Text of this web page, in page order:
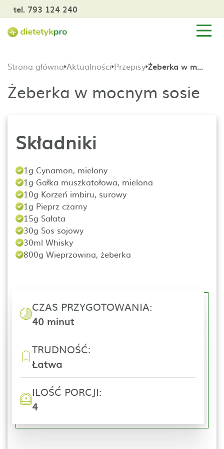
tel. 793 124 240
Strona główna Aktualności Przepisy Żeberka w mocnym sosie
Żeberka w mocnym sosie
Składniki
1g Cynamon, mielony
1g Gałka muszkatołowa, mielona
10g Korzeń imbiru, surowy
1g Pieprz czarny
15g Sałata
30g Sos sojowy
30ml Whisky
800g Wieprzowina, żeberka
CZAS PRZYGOTOWANIA:
40 minut
TRUDNOŚĆ:
Łatwa
ILOŚĆ PORCJI:
4